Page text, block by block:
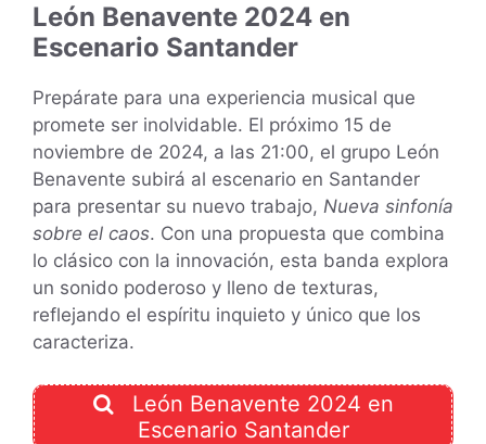
León Benavente 2024 en
Escenario Santander
Prepárate para una experiencia musical que
promete ser inolvidable. El próximo 15 de
noviembre de 2024, a las 21:00, el grupo León
Benavente subirá al escenario en Santander
para presentar su nuevo trabajo, Nueva sinfonía
sobre el caos. Con una propuesta que combina
lo clásico con la innovación, esta banda explora
un sonido poderoso y lleno de texturas,
reflejando el espíritu inquieto y único que los
caracteriza.
León Benavente 2024 en
Escenario Santander